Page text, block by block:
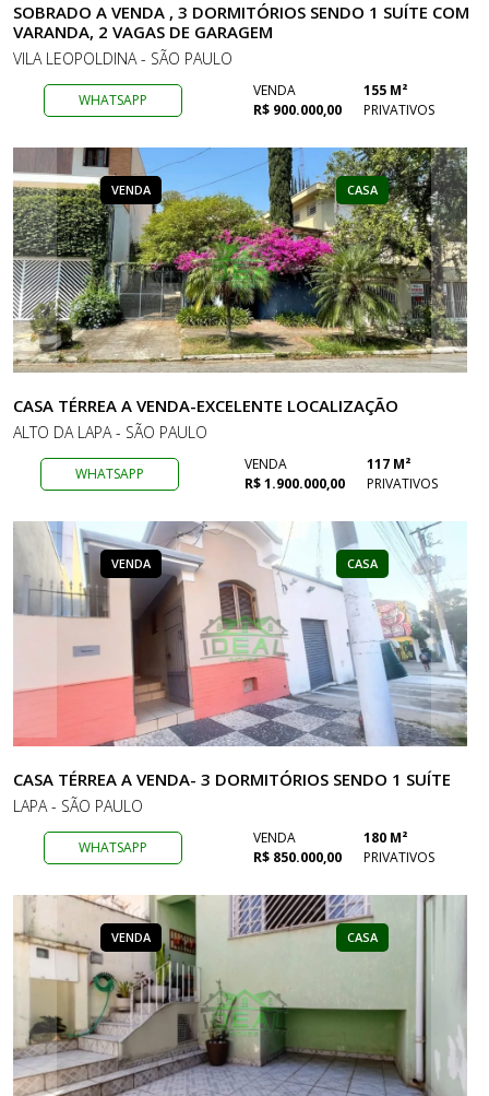
SOBRADO A VENDA , 3 DORMITÓRIOS SENDO 1 SUÍTE COM
VARANDA, 2 VAGAS DE GARAGEM
VILA LEOPOLDINA - SÃO PAULO
WHATSAPP
VENDA
R$ 900.000,00
155 M²
PRIVATIVOS
VENDA CASA
CASA TÉRREA A VENDA-EXCELENTE LOCALIZAÇÃO
ALTO DA LAPA - SÃO PAULO
WHATSAPP
VENDA
R$ 1.900.000,00
117 M²
PRIVATIVOS
VENDA CASA
CASA TÉRREA A VENDA- 3 DORMITÓRIOS SENDO 1 SUÍTE
LAPA - SÃO PAULO
WHATSAPP
VENDA
R$ 850.000,00
180 M²
PRIVATIVOS
VENDA CASA